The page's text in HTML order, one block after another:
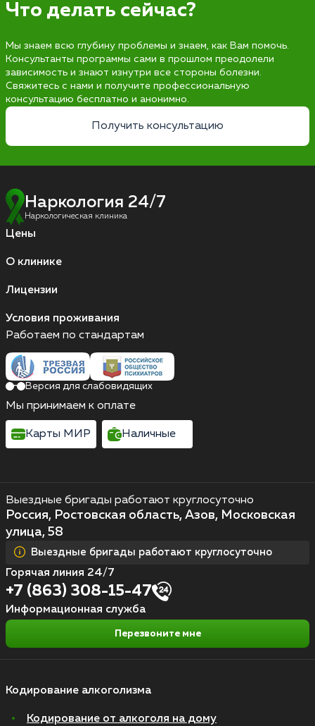
Что делать сейчас?
Мы знаем всю глубину проблемы и знаем, как Вам помочь.
Консультанты программы сами в прошлом преодолели
зависимость и знают изнутри все стороны болезни.
Свяжитесь с нами и получите профессиональную
консультацию бесплатно и анонимно.
Получить консультацию
Наркология 24/7
Наркологическая клиника
Цены
О клинике
Лицензии
Условия проживания
Кодирование алкоголизма
Кодирование от алкоголя на дому
Выездные бригады работают круглосуточно
Россия, Ростовская область, Азов, Московская
улица, 58
Выездные бригады работают круглосуточно
Горячая линия 24/7
+7 (863) 308-15-47
Информационная служба
Перезвоните мне
Работаем по стандартам
Версия для слабовидящих
Мы принимаем к оплате
Карты МИР Наличные